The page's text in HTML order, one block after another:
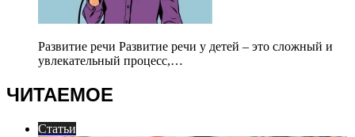
Развитие речи Развитие речи у детей – это сложный и
увлекательный процесс,…
ЧИТАЕМОЕ
Статьи